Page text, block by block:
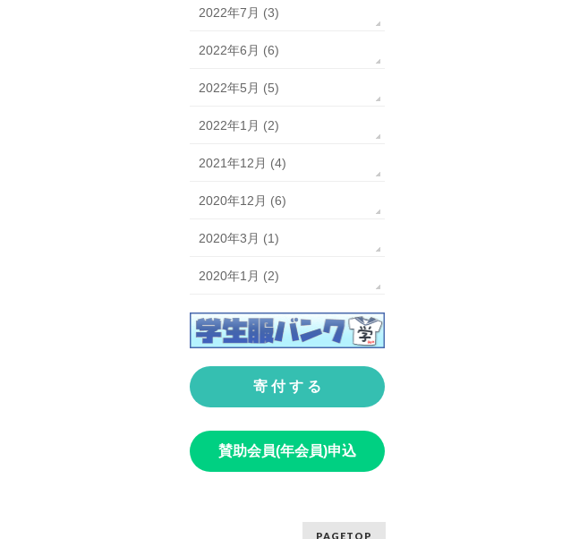
2022年7月 (3)
2022年6月 (6)
2022年5月 (5)
2022年1月 (2)
2021年12月 (4)
2020年12月 (6)
2020年3月 (1)
2020年1月 (2)
寄 付 す る
賛助会員(年会員)申込
PAGETOP